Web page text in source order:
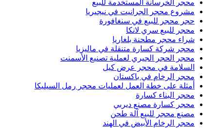
محجر الخرسانة المستخدمة للبيع
مشروع محجر الجرانيت في نيجيريا
حجر محجر للبيع في سنغافورة
محجر للبيع سري لانكا
شراء محجر مطحنة بلغاريا
محجر شركة كسارة متنقلة في ماليزيا
محجر الحجر الجيري لعملية تصنيع الأسمنت
السلامة في محجر عرض كيل
محجر الرخام في باكستان
أمثلة على خطة العمل لعمليات محجر رمل السيليكا
محجر البناء كسارة
محجر كسارة مصنع ديربي
مصنع محجر للبيع آلة طحن
محجر الرخام الأبيض في الهند